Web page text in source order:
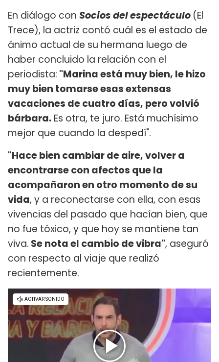
En diálogo con Socios del espectáculo (El
Trece), la actriz contó cuál es el estado de
ánimo actual de su hermana luego de
haber concluido la relación con el
periodista: "Marina está muy bien, le hizo
muy bien tomarse esas extensas
vacaciones de cuatro días, pero volvió
bárbara. Es otra, te juro. Está muchísimo
mejor que cuando la despedí".
"Hace bien cambiar de aire, volver a
encontrarse con afectos que la
acompañaron en otro momento de su
vida, y a reconectarse con ella, con esas
vivencias del pasado que hacían bien, que
no fue tóxico, y que hoy se mantiene tan
viva. Se nota el cambio de vibra", aseguró
con respecto al viaje que realizó
recientemente.